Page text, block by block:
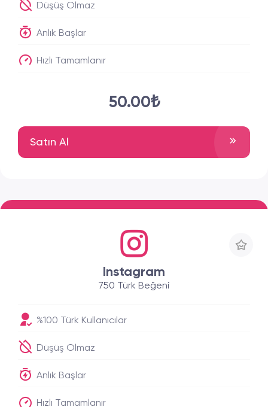
Düşüş Olmaz
Anlık Başlar
Hızlı Tamamlanır
50.00₺
Satın Al
Instagram
750 Türk Beğeni
%100 Türk Kullanıcılar
Düşüş Olmaz
Anlık Başlar
Hızlı Tamamlanır